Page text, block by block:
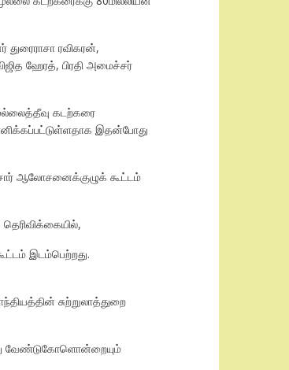
துரைராசா ரவிகரன்,
ஹேரத், பிரதி அமைச்சர்
கடற்கரை
இதன்போது
ஆலோசனைக்குழுக் கூட்டம்
இடம்பெற்றது.
சுற்றுலாத்துறை
வேண்டுகோளொன்றையும்